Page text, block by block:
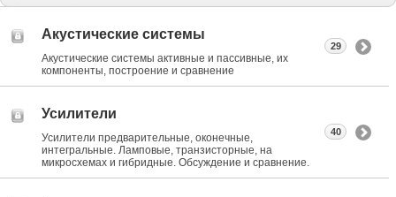
Акустические системы
Акустические системы активные и пассивные, их
компоненты, построение и сравнение
29
Усилители
Усилители предварительные, оконечные,
интегральные. Ламповые, транзисторные, на
микросхемах и гибридные. Обсуждение и сравнение.
40